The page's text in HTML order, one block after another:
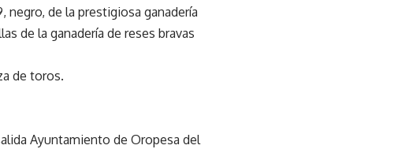
negro, de la prestigiosa ganadería
de la ganadería de reses bravas
de toros.
Ayuntamiento de Oropesa del